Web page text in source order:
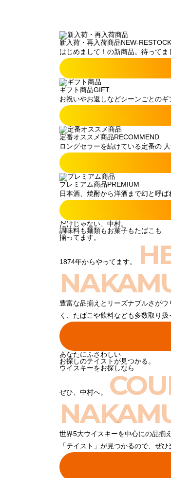
新入荷・再入荷商品NEW-RESTOCK
はじめまして！の新商品。待ってま
ギフト商品GIFT
お祝いやお返しなどシーンごとのギ
定番オススメ商品RECOMMEND
ロングセラーを続けている定番の
プレミアム商品PREMIUM
日本酒、焼酎から洋酒まで幻と呼
だけじゃない、中村。
調味料も麺類もお菓子もたばこも
揃ってます。
1874年からやってます。
豊富な品揃えとリーズナブルさが
く、たばこや飲料なども多数取り
あなたにふさわしい
お探しのテイストが見つかる。
ウイスキーをお探しなら
ぜひ、中村へ。
世界5大ウイスキーを中心にの品揃
「テイスト」が見つかるので、ぜひ